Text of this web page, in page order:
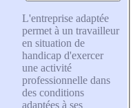
L'entreprise adaptée
permet à un travailleur
en situation de
handicap d'exercer
une activité
professionnelle dans
des conditions
adaptées à ses